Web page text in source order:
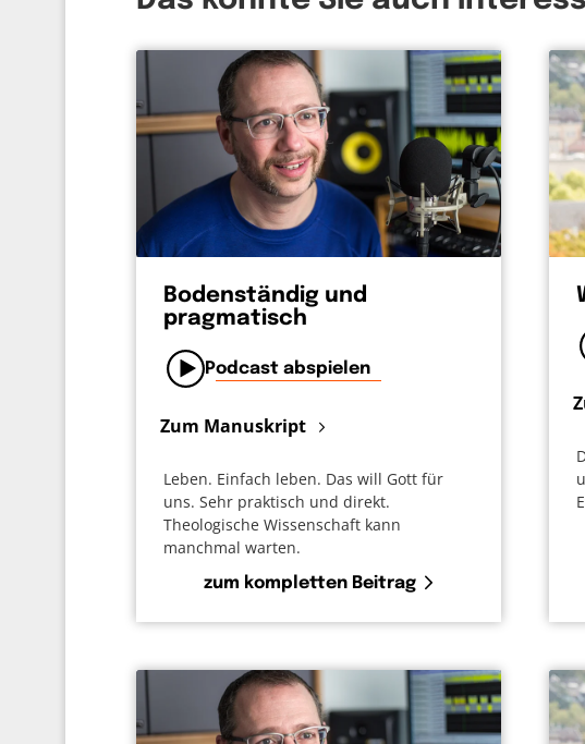
Bodenständig und
pragmatisch
Podcast abspielen
Zum Manuskript
Leben. Einfach leben. Das will Gott für
uns. Sehr praktisch und direkt.
Theologische Wissenschaft kann
manchmal warten.
zum kompletten Beitrag